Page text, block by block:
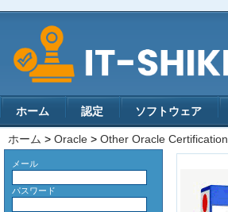
ホーム 認定 ソフトウェア
ホーム > Oracle > Other Oracle Certification
メール
パスワード